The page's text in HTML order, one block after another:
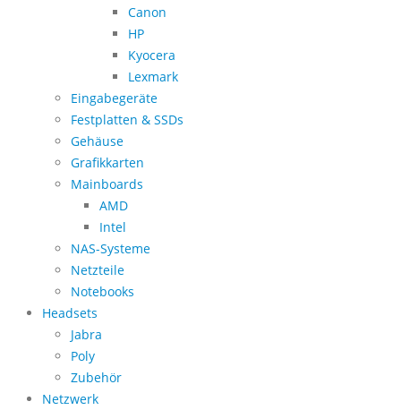
Canon
HP
Kyocera
Lexmark
Eingabegeräte
Festplatten & SSDs
Gehäuse
Grafikkarten
Mainboards
AMD
Intel
NAS-Systeme
Netzteile
Notebooks
Headsets
Jabra
Poly
Zubehör
Netzwerk